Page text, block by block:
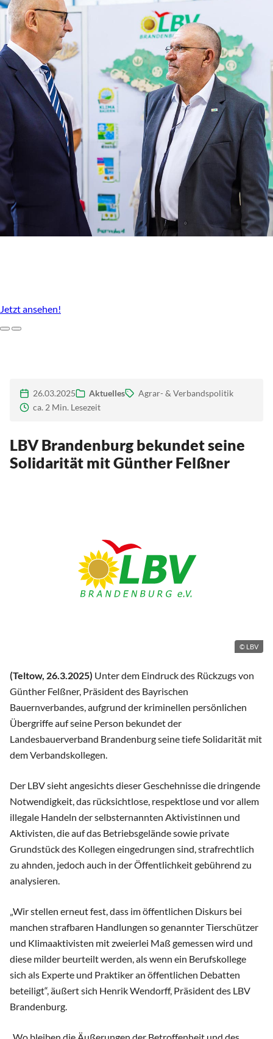
Jetzt ansehen!
ZurückWeiter
26.03.2025 Aktuelles
Agrar- & Verbandspolitik
ca. 2 Min. Lesezeit
LBV Brandenburg bekundet seine
Solidarität mit Günther Felßner
© LBV
(Teltow, 26.3.2025) Unter dem Eindruck des Rückzugs von
Günther Felßner, Präsident des Bayrischen
Bauernverbandes, aufgrund der kriminellen persönlichen
Übergriffe auf seine Person bekundet der
Landesbauerverband Brandenburg seine tiefe Solidarität mit
dem Verbandskollegen.
Der LBV sieht angesichts dieser Geschehnisse die dringende
Notwendigkeit, das rücksichtlose, respektlose und vor allem
illegale Handeln der selbsternannten Aktivistinnen und
Aktivisten, die auf das Betriebsgelände sowie private
Grundstück des Kollegen eingedrungen sind, strafrechtlich
zu ahnden, jedoch auch in der Öffentlichkeit gebührend zu
analysieren.
„Wir stellen erneut fest, dass im öffentlichen Diskurs bei
manchen strafbaren Handlungen so genannter Tierschützer
und Klimaaktivisten mit zweierlei Maß gemessen wird und
diese milder beurteilt werden, als wenn ein Berufskollege
sich als Experte und Praktiker an öffentlichen Debatten
beteiligt“, äußert sich Henrik Wendorff, Präsident des LBV
Brandenburg.